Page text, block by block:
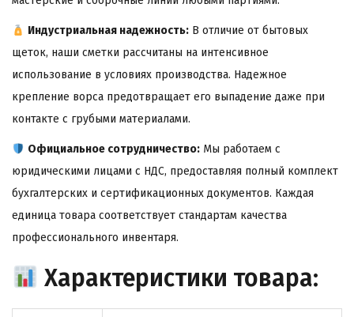
Индустриальная надежность:В отличие от бытовых
щеток, наши сметки рассчитаны на интенсивное
использование в условиях производства. Надежное
крепление ворса предотвращает его выпадение даже при
контакте с грубыми материалами.
Официальное сотрудничество:Мы работаем с
юридическими лицами с НДС, предоставляя полный комплект
бухгалтерских и сертификационных документов. Каждая
единица товара соответствует стандартам качества
профессионального инвентаря.
Характеристики товара: